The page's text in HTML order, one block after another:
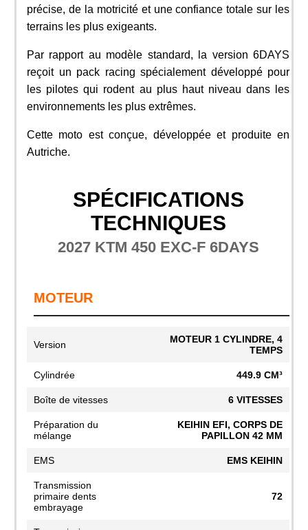
précise, de la motricité et une confiance totale sur les
terrains les plus exigeants.
Par rapport au modèle standard, la version 6DAYS
reçoit un pack racing spécialement développé pour
les pilotes qui rodent au plus haut niveau dans les
environnements les plus extrêmes.
Cette moto est conçue, développée et produite en
Autriche.
SPÉCIFICATIONS
TECHNIQUES
2027 KTM 450 EXC-F 6DAYS
MOTEUR
Version
MOTEUR 1 CYLINDRE, 4
TEMPS
Cylindrée 449.9 CM³
Boîte de vitesses 6 VITESSES
Préparation du
mélange
KEIHIN EFI, CORPS DE
PAPILLON 42 MM
EMS EMS KEIHIN
Transmission
primaire dents
embrayage
72